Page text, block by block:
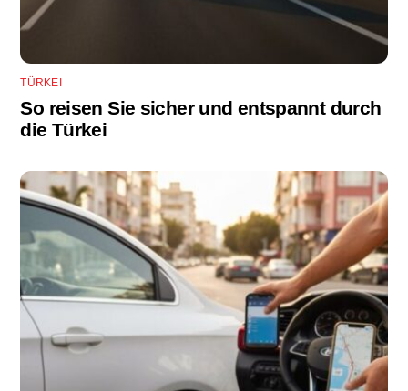
TÜRKEI
So reisen Sie sicher und entspannt durch
die Türkei